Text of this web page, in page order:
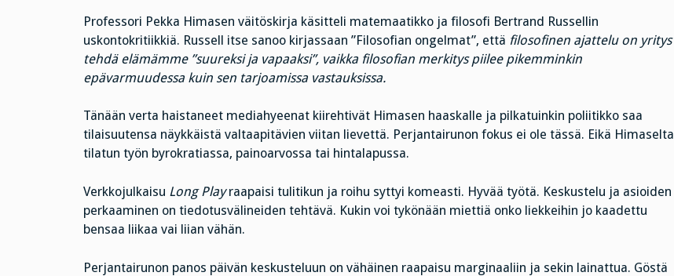
Professori Pekka Himasen väitöskirja käsitteli matemaatikko ja filosofi Bertrand Russellin
uskontokritiikkiä. Russell itse sanoo kirjassaan ”Filosofian ongelmat”, että filosofinen ajattelu on yritys
tehdä elämämme ”suureksi ja vapaaksi”, vaikka filosofian merkitys piilee pikemminkin
epävarmuudessa kuin sen tarjoamissa vastauksissa.
Tänään verta haistaneet mediahyeenat kiirehtivät Himasen haaskalle ja pilkatuinkin poliitikko saa
tilaisuutensa näykkäistä valtaapitävien viitan lievettä. Perjantairunon fokus ei ole tässä. Eikä Himaselta
tilatun työn byrokratiassa, painoarvossa tai hintalapussa.
Verkkojulkaisu Long Playraapaisi tulitikun ja roihu syttyi komeasti. Hyvää työtä. Keskustelu ja asioiden
perkaaminen on tiedotusvälineiden tehtävä. Kukin voi tykönään miettiä onko liekkeihin jo kaadettu
bensaa liikaa vai liian vähän.
Perjantairunon panos päivän keskusteluun on vähäinen raapaisu marginaaliin ja sekin lainattua. Göstä